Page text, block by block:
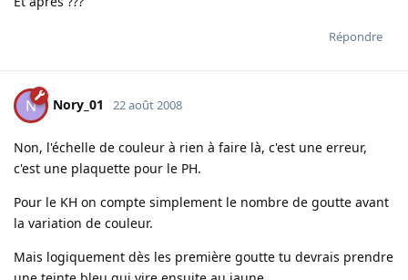
Répondre
N Nory_01 22 août 2008
Non, l'échelle de couleur à rien à faire là, c'est une erreur,
c'est une plaquette pour le PH.
Pour le KH on compte simplement le nombre de goutte avant
la variation de couleur.
Mais logiquement dès les première goutte tu devrais prendre